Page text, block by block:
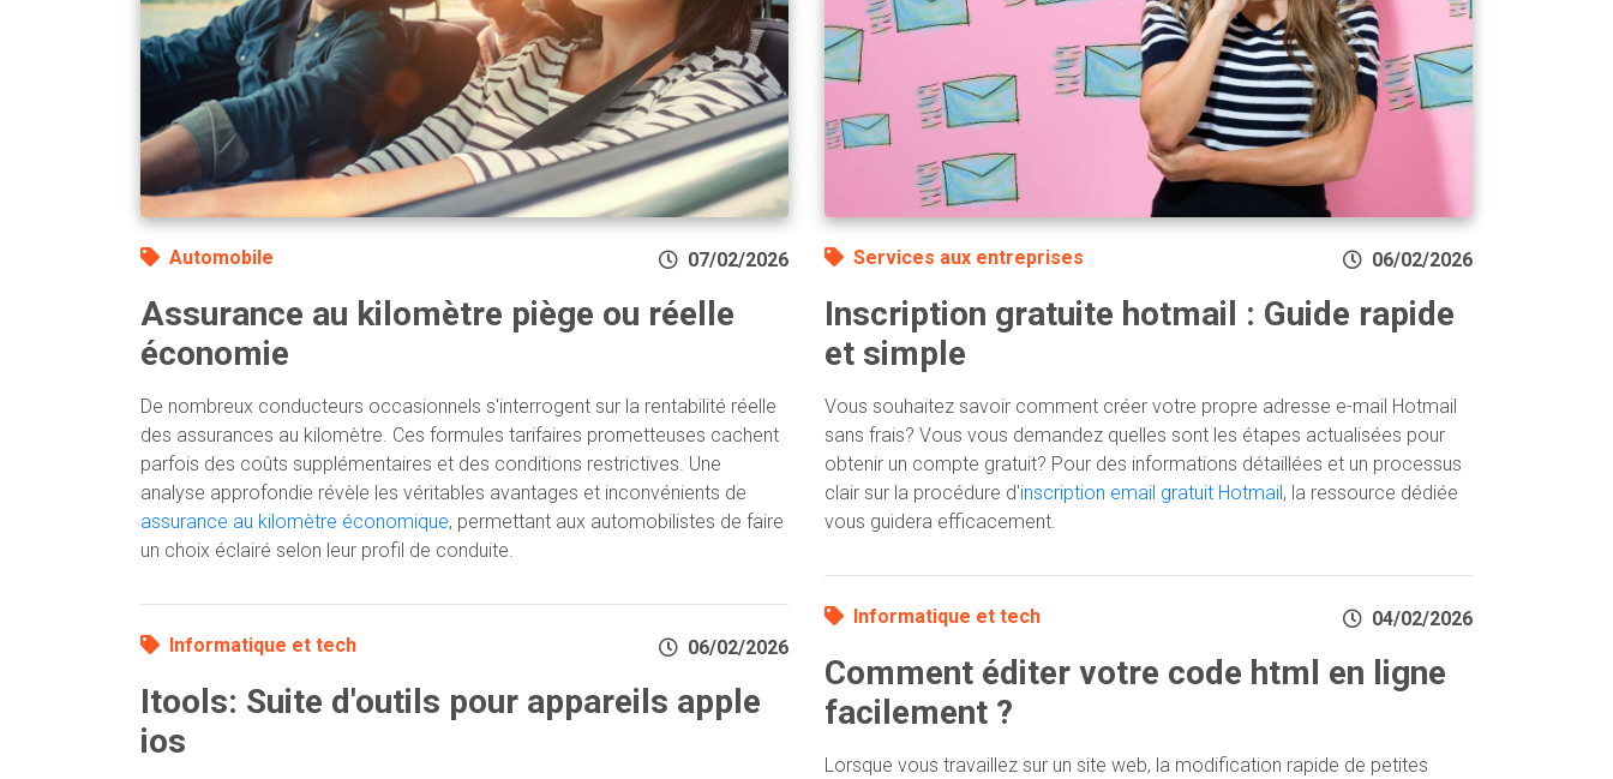
Automobile 07/02/2026
Assurance au kilomètre piège ou réelle
économie
De nombreux conducteurs occasionnels s'interrogent sur la rentabilité réelle
des assurances au kilomètre. Ces formules tarifaires prometteuses cachent
parfois des coûts supplémentaires et des conditions restrictives. Une
analyse approfondie révèle les véritables avantages et inconvénients de
assurance au kilomètre économique, permettant aux automobilistes de faire
un choix éclairé selon leur profil de conduite.
Informatique et tech 06/02/2026
Itools: Suite d'outils pour appareils apple
ios
Services aux entreprises 06/02/2026
Inscription gratuite hotmail : Guide rapide
et simple
Vous souhaitez savoir comment créer votre propre adresse e-mail Hotmail
sans frais? Vous vous demandez quelles sont les étapes actualisées pour
obtenir un compte gratuit? Pour des informations détaillées et un processus
clair sur la procédure d'inscription email gratuit Hotmail, la ressource dédiée
vous guidera efficacement.
Informatique et tech 04/02/2026
Comment éditer votre code html en ligne
facilement ?
Lorsque vous travaillez sur un site web, la modification rapide de petites